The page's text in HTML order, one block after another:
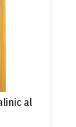
al